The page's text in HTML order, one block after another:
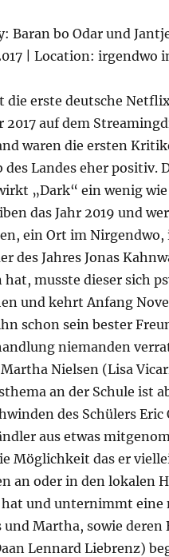
Baran bo Odar und
| Location: irgendwo
die erste deutsche
2017 auf dem
waren die ersten
des Landes eher positiv.
„Dark“ ein wenig
das Jahr 2019 und
ein Ort im
des Jahres Jonas
hat, musste dieser sich
und kehrt Anfang
schon sein bester
niemanden
Nielsen (Lisa
an der Schule ist
des Schülers
aus etwas
Möglichkeit das er
an oder in den lokalen
und unternimmt eine
und Martha, sowie
Lennard Liebrenz)